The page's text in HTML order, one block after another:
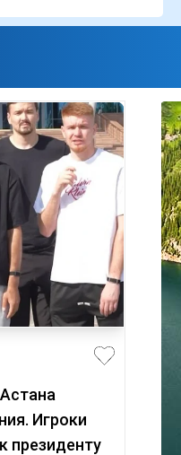
Игроки
президенту